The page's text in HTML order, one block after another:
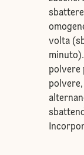
volta
polvere